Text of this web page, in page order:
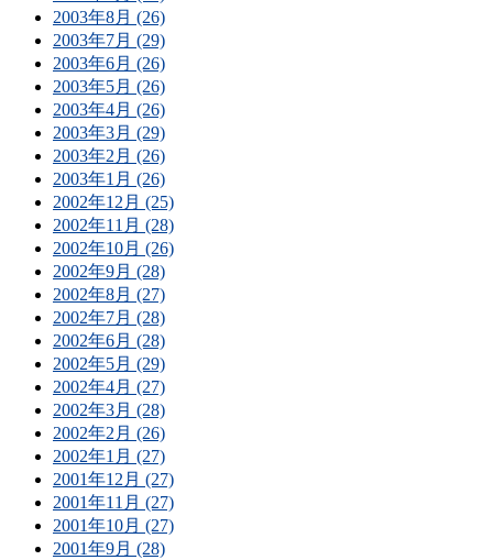
2003年8月 (26)
2003年7月 (29)
2003年6月 (26)
2003年5月 (26)
2003年4月 (26)
2003年3月 (29)
2003年2月 (26)
2003年1月 (26)
2002年12月 (25)
2002年11月 (28)
2002年10月 (26)
2002年9月 (28)
2002年8月 (27)
2002年7月 (28)
2002年6月 (28)
2002年5月 (29)
2002年4月 (27)
2002年3月 (28)
2002年2月 (26)
2002年1月 (27)
2001年12月 (27)
2001年11月 (27)
2001年10月 (27)
2001年9月 (28)